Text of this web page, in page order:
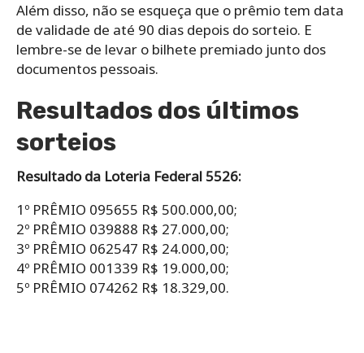
Além disso, não se esqueça que o prêmio tem data
de validade de até 90 dias depois do sorteio. E
lembre-se de levar o bilhete premiado junto dos
documentos pessoais.
Resultados dos últimos
sorteios
Resultado da Loteria Federal 5526:
1º PRÊMIO 095655 R$ 500.000,00;
2º PRÊMIO 039888 R$ 27.000,00;
3º PRÊMIO 062547 R$ 24.000,00;
4º PRÊMIO 001339 R$ 19.000,00;
5º PRÊMIO 074262 R$ 18.329,00.